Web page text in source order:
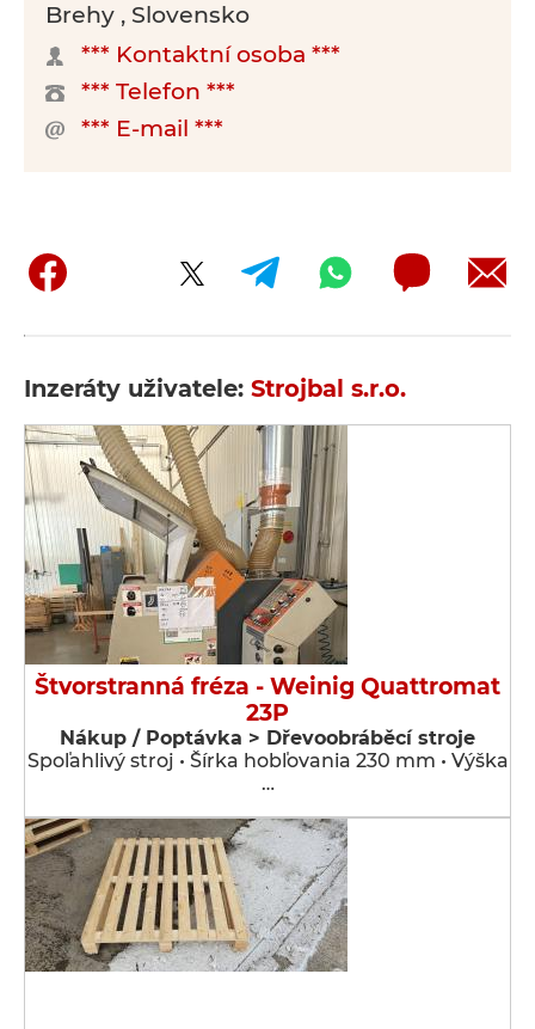
Brehy , Slovensko
*** Kontaktní osoba ***
*** Telefon ***
*** E-mail ***
Inzeráty uživatele: Strojbal s.r.o.
Štvorstranná fréza - Weinig Quattromat
23P
Nákup / Poptávka > Dřevoobráběcí stroje
Spoľahlivý stroj • Šírka hobľovania 230 mm • Výška
…